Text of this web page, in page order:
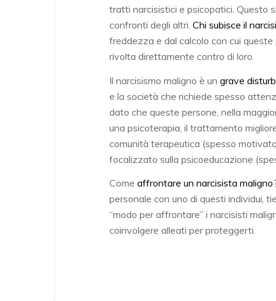
tratti narcisistici e psicopatici. Questo
confronti degli altri. Chi subisce il
freddezza e dal calcolo con cui
rivolta direttamente contro di loro.
Il narcisismo maligno è un grave
e la società che richiede spesso
dato che queste persone, nella
una psicoterapia, il trattamento
comunità terapeutica (spesso
focalizzato sulla psicoeducazione
Come affrontare un narcisista maligno
personale con uno di questi individui,
“modo per affrontare” i narcisisti
coinvolgere alleati per proteggerti.